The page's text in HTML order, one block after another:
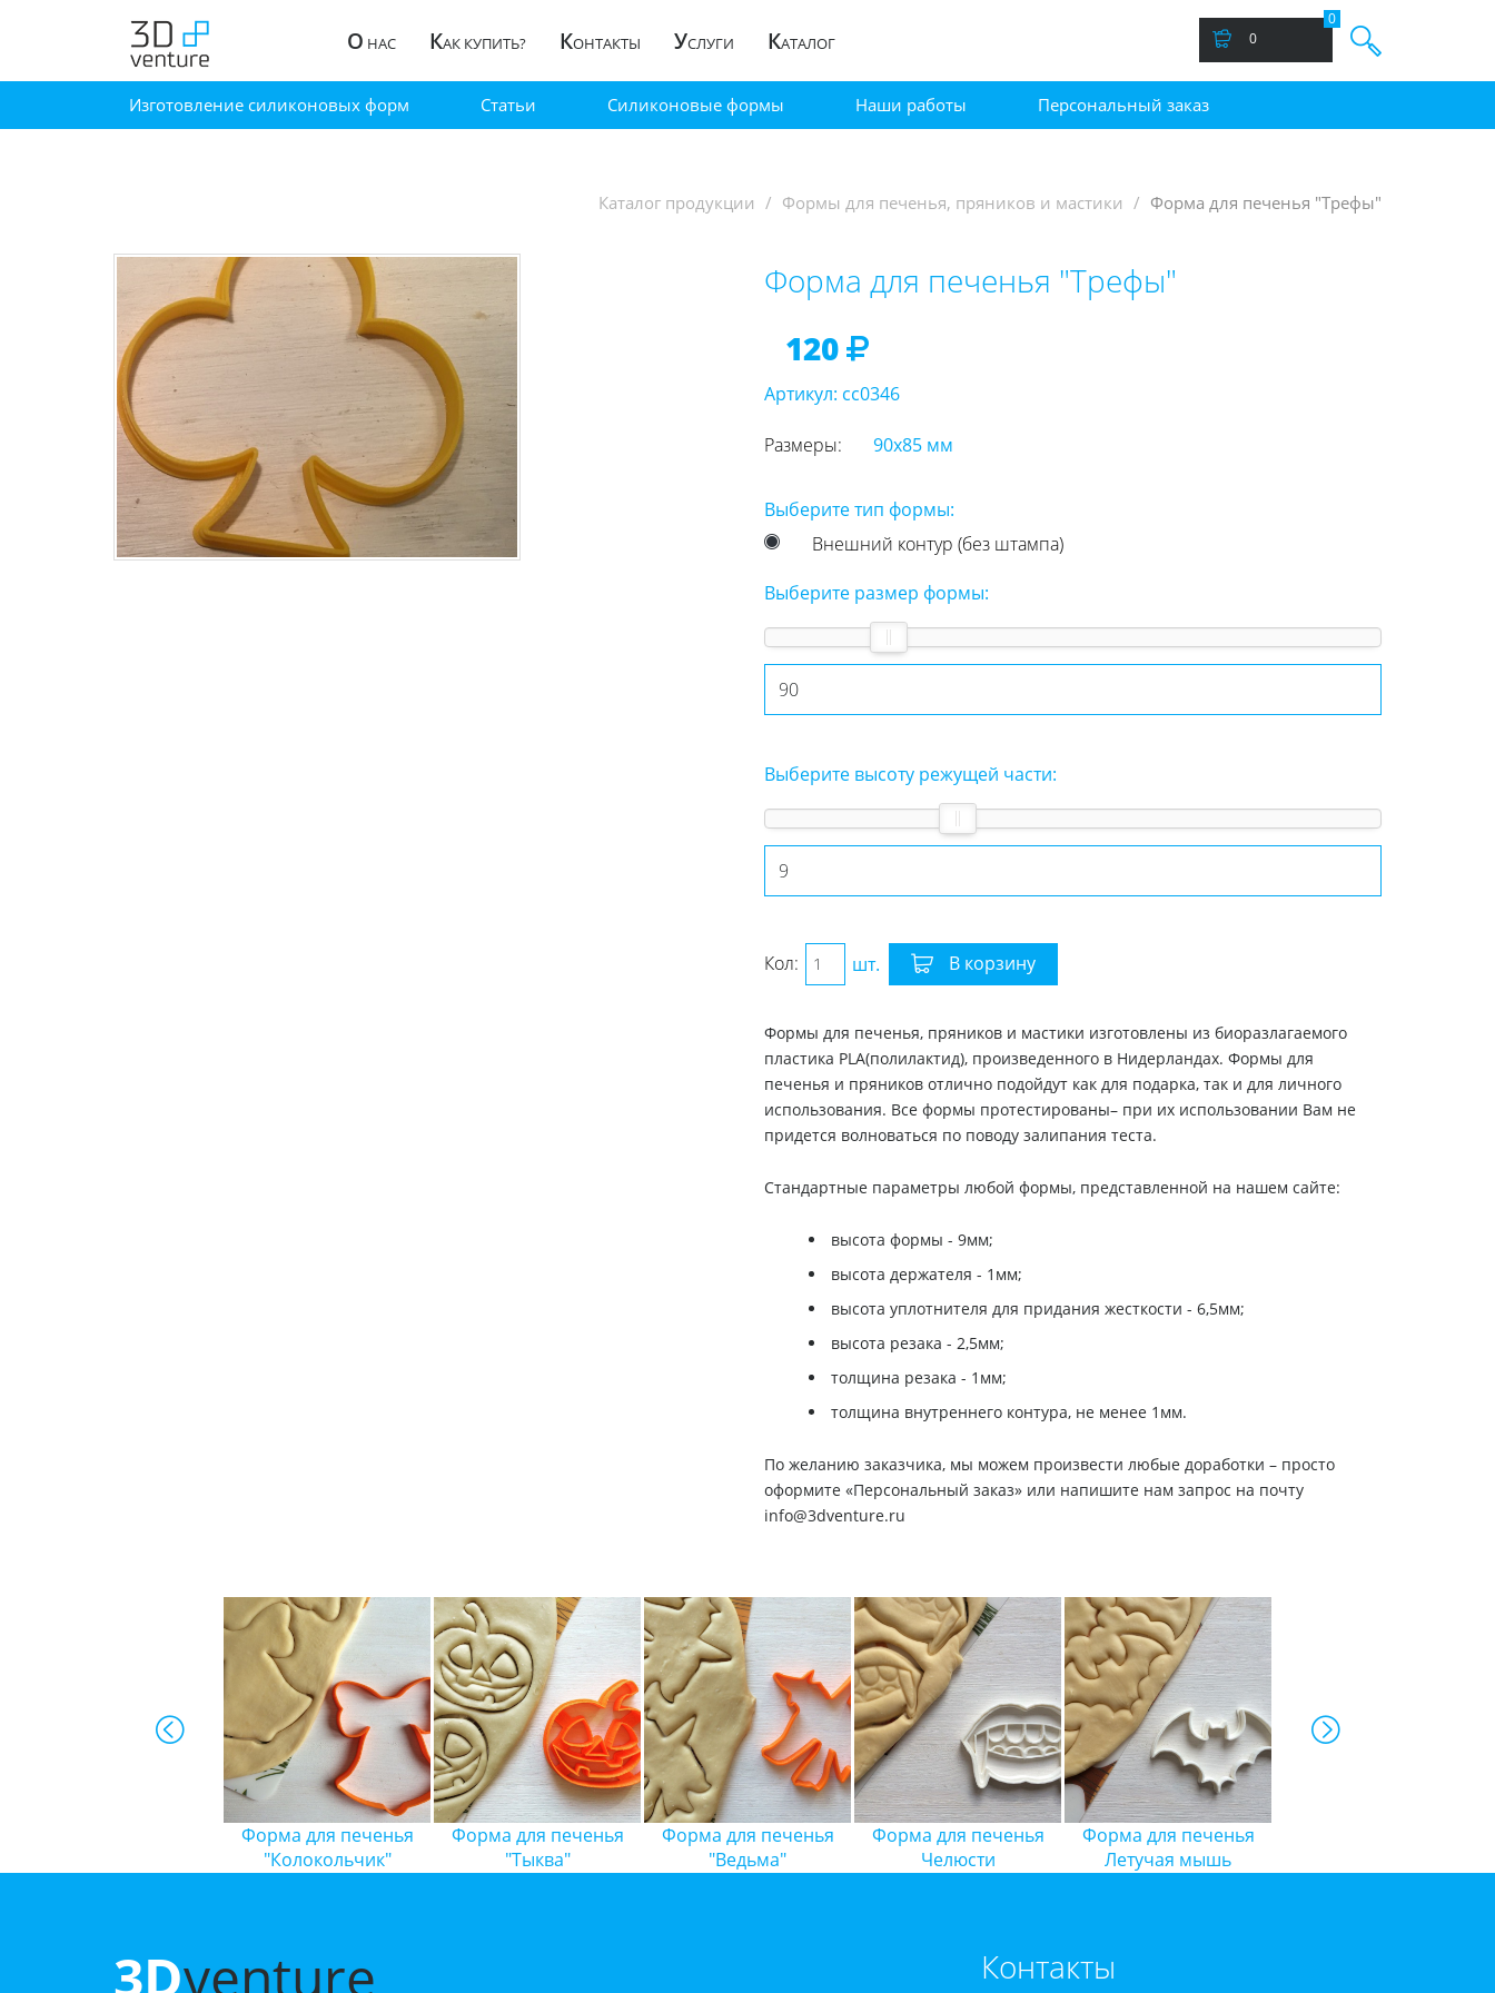
О НАС КАК КУПИТЬ? КОНТАКТЫ УСЛУГИ КАТАЛОГ
Изготовление силиконовых форм Статьи Силиконовые формы Наши работы Персональный заказ
0
0
Каталог продукции Формы для печенья, пряников и мастики Форма для печенья "Трефы"
Форма для печенья "Трефы"
120
Артикул: cc0346
Размеры: 90х85 мм
Выберите тип формы:
Внешний контур (без штампа)
Выберите размер формы:
Выберите высоту режущей части:
Кол: шт. В корзину
Формы для печенья, пряников и мастики изготовлены из биоразлагаемого
пластика PLA(полилактид), произведенного в Нидерландах. Формы для
печенья и пряников отлично подойдут как для подарка, так и для личного
использования. Все формы протестированы– при их использовании Вам не
придется волноваться по поводу залипания теста.
Стандартные параметры любой формы, представленной на нашем сайте:
высота формы - 9мм;
высота держателя - 1мм;
высота уплотнителя для придания жесткости - 6,5мм;
высота резака - 2,5мм;
толщина резака - 1мм;
толщина внутреннего контура, не менее 1мм.
По желанию заказчика, мы можем произвести любые доработки – просто
оформите «Персональный заказ» или напишите нам запрос на почту
info@3dventure.ru
Форма для печенья
"Колокольчик"
Форма для печенья
"Тыква"
Форма для печенья
"Ведьма"
Форма для печенья
Челюсти
Форма для печенья
Летучая мышь
3Dventure Контакты